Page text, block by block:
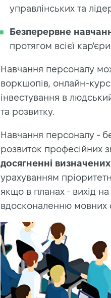
управлінських та
Безперервне
протягом всієї
Навчання персоналу
воркшопів, онлайн-
інвестування в
та розвитку.
Навчання персоналу -
розвиток професійних
досягненні
урахуванням
якщо в планах - вихід
вдосконаленню мовних